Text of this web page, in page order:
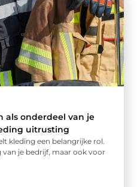
als onderdeel van je
uitrusting
kleding een belangrijke rol.
je bedrijf, maar ook voor